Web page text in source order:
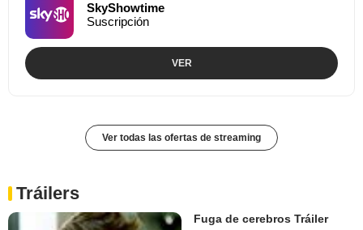
SkyShowtime
Suscripción
VER
Ver todas las ofertas de streaming
Tráilers
Fuga de cerebros Tráiler